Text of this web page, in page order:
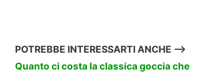
POTREBBE INTERESSARTI ANCHE —>
Quanto ci costa la classica goccia che